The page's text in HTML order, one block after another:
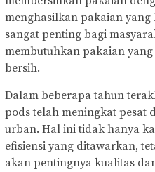
menghasilkan pakaian
sangat penting bagi
membutuhkan pakaian
bersih.
Dalam beberapa tahun
pods telah meningkat pesat
urban. Hal ini tidak hanya
efisiensi yang ditawarkan,
akan pentingnya kualitas